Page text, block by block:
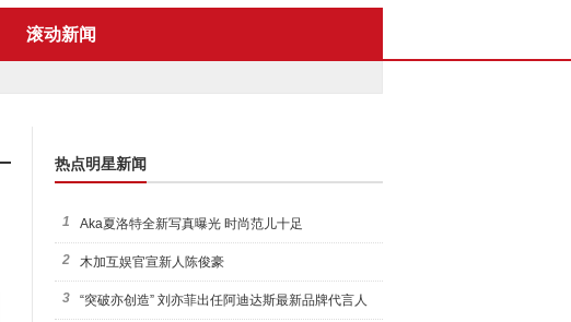
滚动新闻
热点明星新闻
1 Aka夏洛特全新写真曝光 时尚范儿十足
2 木加互娱官宣新人陈俊豪
3 “突破亦创造” 刘亦菲出任阿迪达斯最新品牌代言人